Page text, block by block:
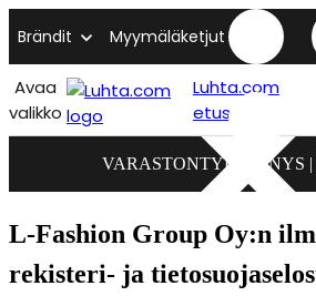
Brändit Myymäläketjut
Avaa
valikko
Luhta.com
etusivu
VARASTONTYHJENNYS |
L-Fashion Group Oy:n
rekisteri- ja